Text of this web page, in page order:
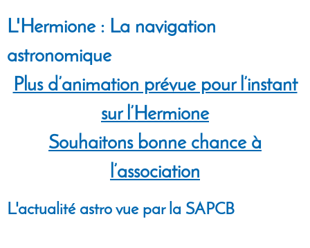
L'Hermione : La navigation
astronomique
Plus d’animation prévue pour l’instant
sur l’Hermione
Souhaitons bonne chance à
l’association
L'actualité astro vue par la SAPCB